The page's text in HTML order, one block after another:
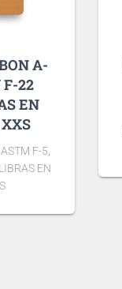
A-
F-22
EN
F-5,
EN